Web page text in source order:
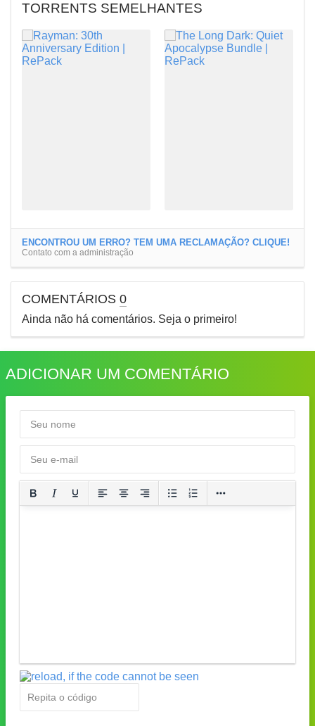
TORRENTS SEMELHANTES
ENCONTROU UM ERRO? TEM UMA RECLAMAÇÃO? CLIQUE!
Contato com a administração
COMENTÁRIOS 0
Ainda não há comentários. Seja o primeiro!
ADICIONAR UM COMENTÁRIO